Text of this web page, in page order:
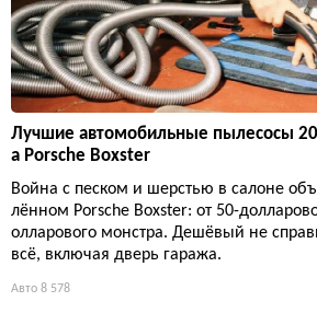
Лучшие автомобильные пылесосы
а Porsche Boxster
Война с песком и шерстью в салоне
лённом Porsche Boxster: от 50-
олларового монстра. Дешёвый не
всё, включая дверь гаража.
Авто 8 578